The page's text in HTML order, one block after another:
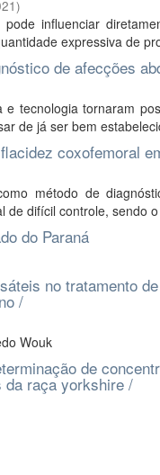
)
influenciar
expressiva de
de afecções
tecnologia tornaram
de já ser bem
coxofemoral
método de
difícil controle, sendo
do Paraná
no tratamento
/
Wouk
de
da raça yorkshire /